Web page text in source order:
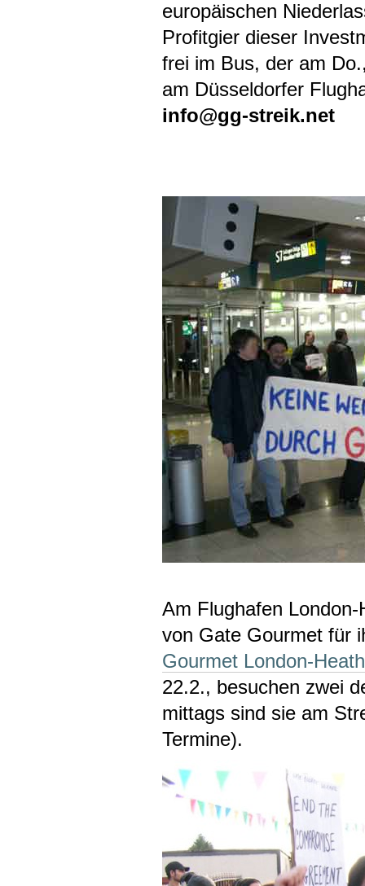
europäischen
Profitgier dieser
frei im Bus, der am
am Düsseldorfer
info@gg-streik.net
Am Flughafen
von Gate Gourmet für
Gourmet London-
22.2., besuchen zwei
mittags sind sie am
Termine).